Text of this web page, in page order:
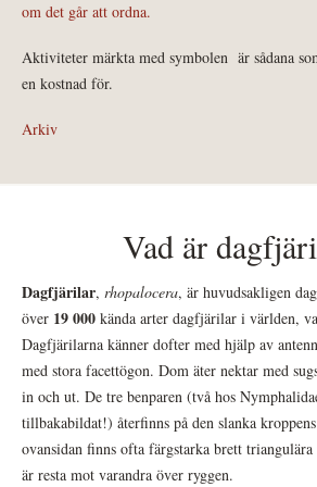
om det går att ordna.
Aktiviteter märkta med symbolen är sådana
en kostnad för.
Arkiv
Vad är
Dagfjärilar, rhopalocera, är huvudsakligen
över 19 000 kända arter dagfjärilar i världen,
Dagfjärilarna känner dofter med hjälp av
med stora facettögon. Dom äter nektar med
in och ut. De tre benparen (två hos
tillbakabildat!) återfinns på den slanka
ovansidan finns ofta färgstarka brett
är resta mot varandra över ryggen.